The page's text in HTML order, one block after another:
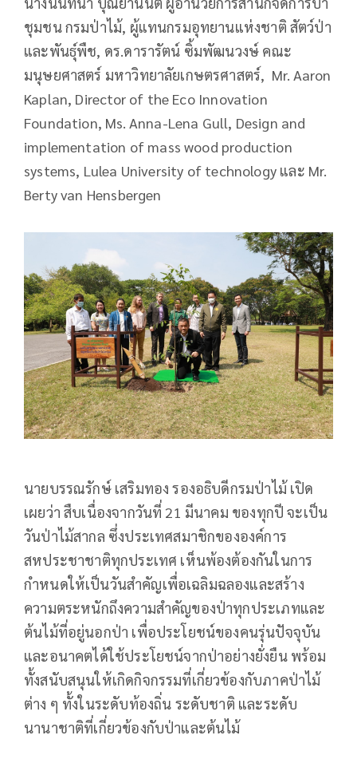
ชุมชน กรมป่าไม้, ผู้แทนกรมอุทยานแห่งชาติ สัตว์ป่า
และพันธุ์พืช, ดร.ดารารัตน์ ซิ้มพัฒนวงษ์ คณะ
มนุษยศาสตร์ มหาวิทยาลัยเกษตรศาสตร์, Mr. Aaron
Kaplan, Director of the Eco Innovation
Foundation, Ms. Anna-Lena Gull, Design and
implementation of mass wood production
systems, Lulea University of technology และ Mr.
Berty van Hensbergen
นายบรรณรักษ์ เสริมทอง รองอธิบดีกรมป่าไม้ เปิด
เผยว่า สืบเนื่องจากวันที่ 21 มีนาคม ของทุกปี จะเป็น
วันป่าไม้สากล ซึ่งประเทศสมาชิกขององค์การ
สหประชาชาติทุกประเทศ เห็นพ้องต้องกันในการ
กำหนดให้เป็นวันสำคัญเพื่อเฉลิมฉลองและสร้าง
ความตระหนักถึงความสำคัญของป่าทุกประเภทและ
ต้นไม้ที่อยู่นอกป่า เพื่อประโยชน์ของคนรุ่นปัจจุบัน
และอนาคตได้ใช้ประโยชน์จากป่าอย่างยั่งยืน พร้อม
ทั้งสนับสนุนให้เกิดกิจกรรมที่เกี่ยวข้องกับภาคป่าไม้
ต่าง ๆ ทั้งในระดับท้องถิ่น ระดับชาติ และระดับ
นานาชาติที่เกี่ยวข้องกับป่าและต้นไม้